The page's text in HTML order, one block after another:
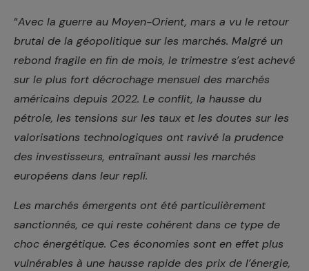
“Avec la guerre au Moyen-Orient, mars a vu le retour
brutal de la géopolitique sur les marchés. Malgré un
rebond fragile en fin de mois, le trimestre s’est achevé
sur le plus fort décrochage mensuel des marchés
américains depuis 2022. Le conflit, la hausse du
pétrole, les tensions sur les taux et les doutes sur les
valorisations technologiques ont ravivé la prudence
des investisseurs, entraînant aussi les marchés
européens dans leur repli.
Les marchés émergents ont été particulièrement
sanctionnés, ce qui reste cohérent dans ce type de
choc énergétique. Ces économies sont en effet plus
vulnérables à une hausse rapide des prix de l’énergie,